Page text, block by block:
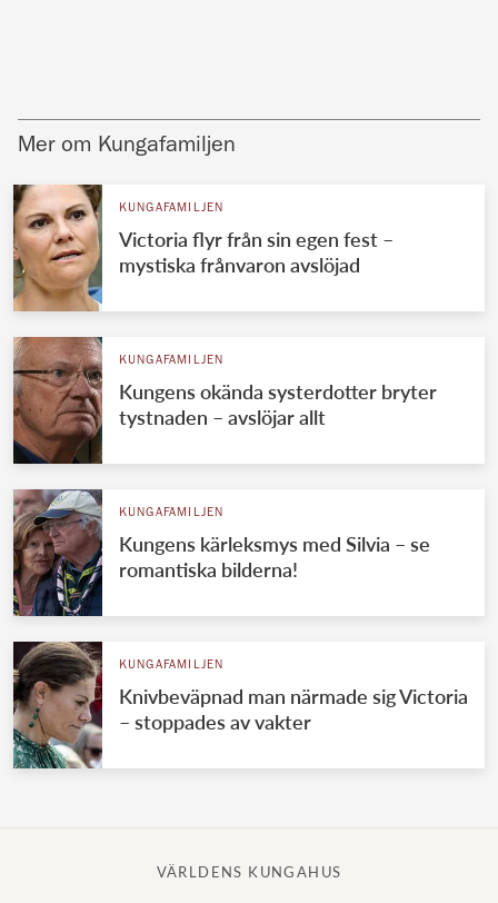
Mer om Kungafamiljen
KUNGAFAMILJEN
Victoria flyr från sin egen fest –
mystiska frånvaron avslöjad
KUNGAFAMILJEN
Kungens okända systerdotter bryter
tystnaden – avslöjar allt
KUNGAFAMILJEN
Kungens kärleksmys med Silvia – se
romantiska bilderna!
KUNGAFAMILJEN
Knivbeväpnad man närmade sig Victoria
– stoppades av vakter
VÄRLDENS KUNGAHUS